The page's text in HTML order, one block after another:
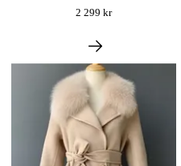
2 299 kr